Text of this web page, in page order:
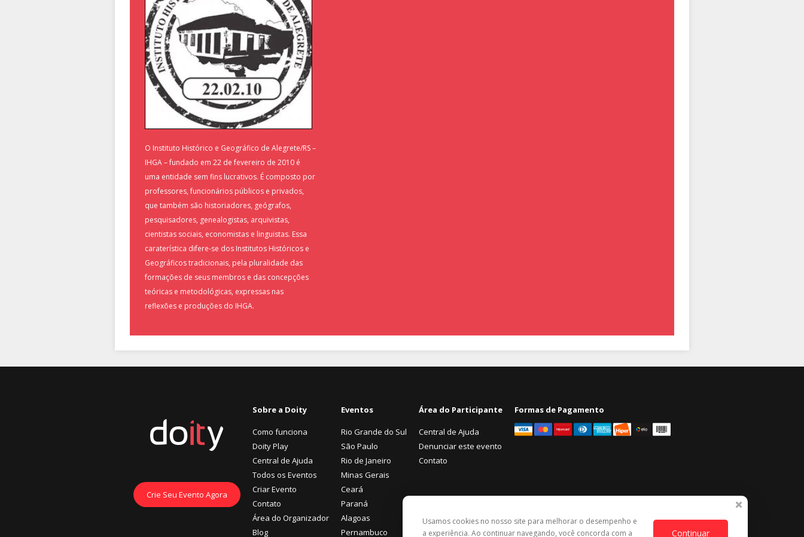
O Instituto Histórico e Geográfico de Alegrete/RS –
IHGA – fundado em 22 de fevereiro de 2010 é
uma entidade sem fins lucrativos. É composto por
professores, funcionários públicos e privados,
que também são historiadores, geógrafos,
pesquisadores, genealogistas, arquivistas,
cientistas sociais, economistas e linguistas. Essa
caraterística difere-se dos Institutos Históricos e
Geográficos tradicionais, pela pluralidade das
formações de seus membros e das concepções
teóricas e metodológicas, expressas nas
reflexões e produções do IHGA.
Crie Seu Evento Agora
Sobre a Doity
Como funciona
Doity Play
Central de Ajuda
Todos os Eventos
Criar Evento
Contato
Área do Organizador
Blog
Eventos
Rio Grande do Sul
São Paulo
Rio de Janeiro
Minas Gerais
Ceará
Paraná
Alagoas
Pernambuco
Área do Participante
Central de Ajuda
Denunciar este evento
Contato
Formas de Pagamento
Usamos cookies no nosso site para melhorar o desempenho e
a experiência. Ao continuar navegando, você concorda com a
Continuar